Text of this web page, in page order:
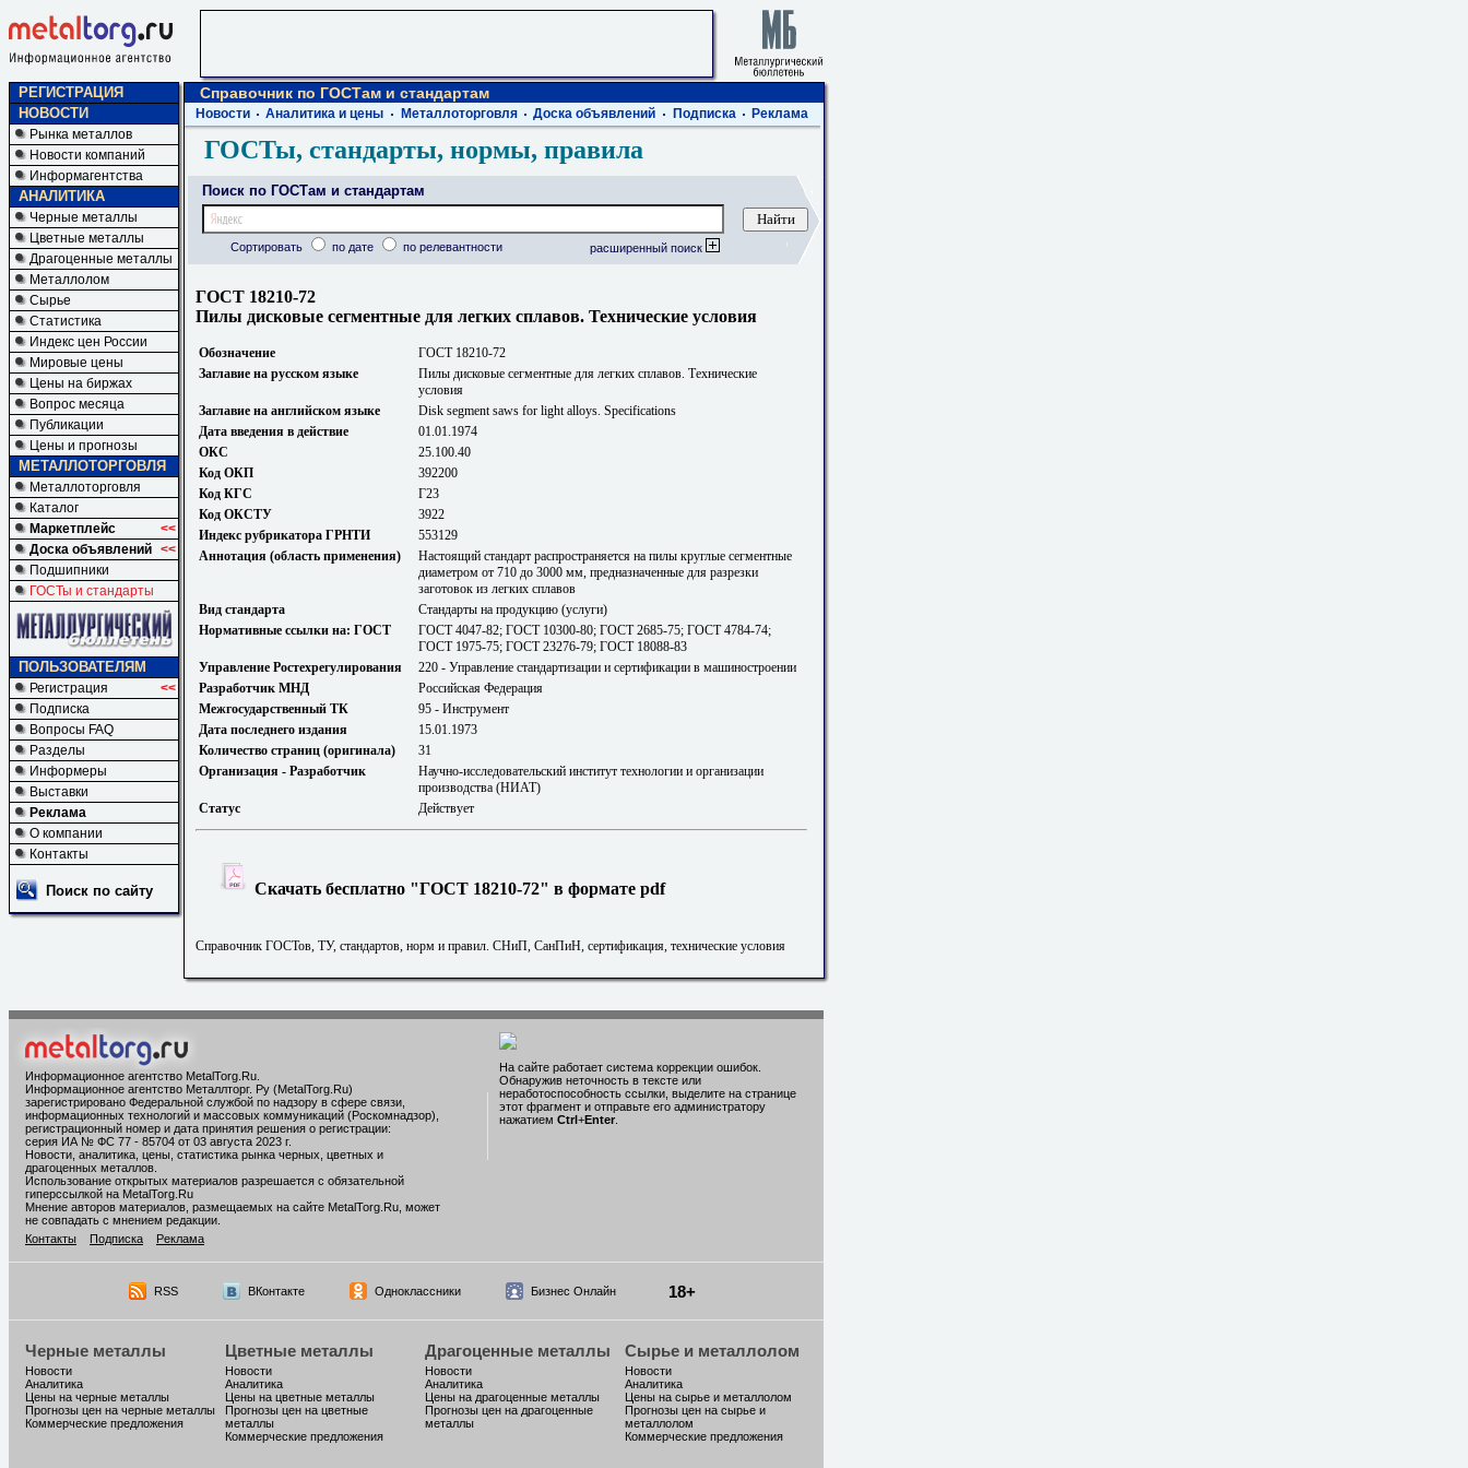
РЕГИСТРАЦИЯ
НОВОСТИ
Рынка металлов
Новости компаний
Информагентства
АНАЛИТИКА
Черные металлы
Цветные металлы
Драгоценные металлы
Металлолом
Сырье
Статистика
Индекс цен России
Мировые цены
Цены на биржах
Вопрос месяца
Публикации
Цены и прогнозы
МЕТАЛЛОТОРГОВЛЯ
Металлоторговля
Каталог
Маркетплейс
<<
Доска объявлений <<
Подшипники
ГОСТы и стандарты
ПОЛЬЗОВАТЕЛЯМ
Регистрация
<<
Подписка
Вопросы FAQ
Разделы
Информеры
Выставки
Реклама
О компании
Контакты
Поиск по сайту
Справочник по ГОСТам и стандартам
Новости Аналитика и цены Металлоторговля Доска объявлений Подписка Реклама
ГОСТы, стандарты, нормы, правила
Поиск по ГОСТам и стандартам
Сортировать по дате по релевантности расширенный поиск
ГОСТ 18210-72
Пилы дисковые сегментные для легких сплавов. Технические условия
Обозначение
ГОСТ 18210-72
Заглавие на русском языке
Пилы дисковые сегментные для легких сплавов. Технические
условия
Заглавие на английском языке
Disk segment saws for light alloys. Specifications
Дата введения в действие
01.01.1974
ОКС
25.100.40
Код ОКП
392200
Код КГС
Г23
Код ОКСТУ
3922
Индекс рубрикатора ГРНТИ
553129
Аннотация (область применения)
Настоящий стандарт распространяется на пилы круглые сегментные
диаметром от 710 до 3000 мм, предназначенные для разрезки
заготовок из легких сплавов
Вид стандарта
Стандарты на продукцию (услуги)
Нормативные ссылки на: ГОСТ
ГОСТ 4047-82; ГОСТ 10300-80; ГОСТ 2685-75; ГОСТ 4784-74;
ГОСТ 1975-75; ГОСТ 23276-79; ГОСТ 18088-83
Управление Ростехрегулирования
220 - Управление стандартизации и сертификации в машиностроении
Разработчик МНД
Российская Федерация
Межгосударственный ТК
95 - Инструмент
Дата последнего издания
15.01.1973
Количество страниц (оригинала)
31
Организация - Разработчик
Научно-исследовательский институт технологии и организации
производства (НИАТ)
Статус
Действует
Скачать бесплатно "ГОСТ 18210-72" в формате pdf
Справочник ГОСТов, ТУ, стандартов, норм и правил. СНиП, СанПиН, сертификация, технические условия
Информационное агентство MetalTorg.Ru
Информационное агентство Металлторг. Ру (MetalTorg.Ru)
зарегистрировано Федеральной службой по надзору в сфере связи,
информационных технологий и массовых коммуникаций (Роскомнадзор),
регистрационный номер и дата принятия решения о регистрации:
серия ИА № ФС 77 - 85704 от 03 августа 2023 г.
Новости, аналитика, цены, статистика рынка черных, цветных и
драгоценных металлов.
Использование открытых материалов разрешается с обязательной
гиперссылкой на MetalTorg.Ru
Мнение авторов материалов, размещаемых на сайте MetalTorg.Ru, может
не совпадать с мнением редакции.
Контакты
Подписка Реклама
На сайте работает система коррекции ошибок.
Обнаружив неточность в тексте или
неработоспособность ссылки, выделите на странице
этот фрагмент и отправьте его администратору
нажатием Ctrl+Enter
RSS ВКонтакте Одноклассники Бизнес Онлайн 18+
Черные металлы
Новости
Аналитика
Цены на черные металлы
Прогнозы цен на черные металлы
Коммерческие предложения
Цветные металлы
Новости
Аналитика
Цены на цветные металлы
Прогнозы цен на цветные
металлы
Коммерческие предложения
Драгоценные металлы
Новости
Аналитика
Цены на драгоценные металлы
Прогнозы цен на драгоценные
металлы
Сырье и металлолом
Новости
Аналитика
Цены на сырье и металлолом
Прогнозы цен на сырье и
металлолом
Коммерческие предложения